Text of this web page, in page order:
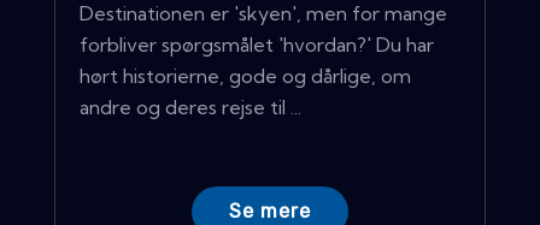
Destinationen er 'skyen', men for mange
forbliver spørgsmålet 'hvordan?' Du har
hørt historierne, gode og dårlige, om
andre og deres rejse til ...
Se mere